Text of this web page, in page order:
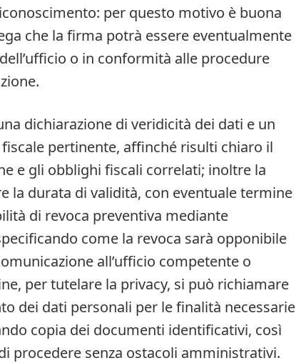
per questo motivo è buona
che la firma potrà essere eventualmente
o in conformità alle procedure
dichiarazione di veridicità dei dati e un
pertinente, affinché risulti chiaro il
e gli obblighi fiscali correlati; inoltre la
la durata di validità, con eventuale termine
di revoca preventiva mediante
come la revoca sarà opponibile
all’ufficio competente o
per tutelare la privacy, si può richiamare
dei dati personali per le finalità necessarie
copia dei documenti identificativi, così
procedere senza ostacoli amministrativi.